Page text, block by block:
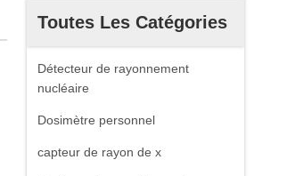
Toutes Les Catégories
Détecteur de rayonnement
nucléaire
Dosimètre personnel
capteur de rayon de x